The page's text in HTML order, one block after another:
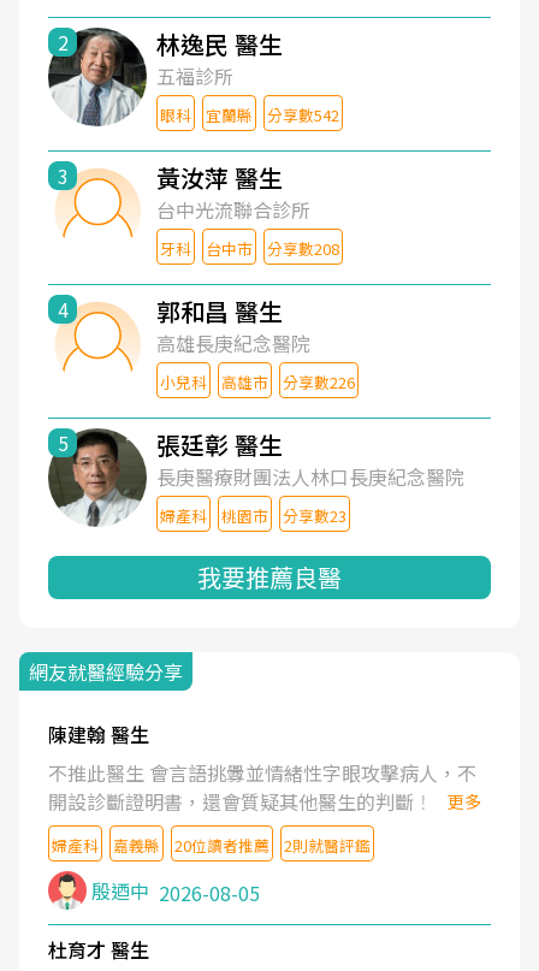
2 林逸民 醫生
五福診所
眼科 宜蘭縣 分享數542
3 黃汝萍 醫生
台中光流聯合診所
牙科 台中市 分享數208
4 郭和昌 醫生
高雄長庚紀念醫院
小兒科 高雄市 分享數226
5 張廷彰 醫生
長庚醫療財團法人林口長庚紀念醫院
婦產科 桃園市 分享數23
我要推薦良醫
網友就醫經驗分享
陳建翰 醫生
不推此醫生 會言語挑釁並情緒性字眼攻擊病人，不
開設診斷證明書，還會質疑其他醫生的判斷！
更多
婦產科 嘉義縣 20位讀者推薦 2則就醫評鑑
殷迺中 2026-08-05
杜育才 醫生